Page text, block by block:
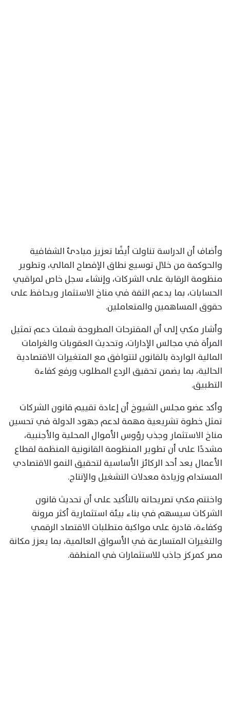
وأضاف أن الدراسة تناولت أيضًا تعزيز مبادئ الشفافية
والحوكمة من خلال توسيع نطاق الإفصاح المالي، وتطوير
منظومة الرقابة على الشركات، وإنشاء سجل خاص لمراقبي
الحسابات، بما يدعم الثقة في مناخ الاستثمار ويحافظ على
حقوق المساهمين والمتعاملين.
وأشار مكي إلى أن المقترحات المطروحة شملت دعم تمثيل
المرأة في مجالس الإدارات، وتحديث العقوبات والغرامات
المالية الواردة بالقانون لتتوافق مع المتغيرات الاقتصادية
الحالية، بما يضمن تحقيق الردع المطلوب ورفع كفاءة
التطبيق.
وأكد عضو مجلس الشيوخ أن إعادة تقييم قانون الشركات
تمثل خطوة تشريعية مهمة لدعم جهود الدولة في تحسين
مناخ الاستثمار وجذب رؤوس الأموال المحلية والأجنبية،
مشددًا على أن تطوير المنظومة القانونية المنظمة لقطاع
الأعمال يعد أحد الركائز الأساسية لتحقيق النمو الاقتصادي
المستدام وزيادة معدلات التشغيل والإنتاج.
واختتم مكي تصريحاته بالتأكيد على أن تحديث قانون
الشركات سيسهم في بناء بيئة استثمارية أكثر مرونة
وكفاءة، قادرة على مواكبة متطلبات الاقتصاد الرقمي
والتغيرات المتسارعة في الأسواق العالمية، بما يعزز مكانة
مصر كمركز جاذب للاستثمارات في المنطقة.